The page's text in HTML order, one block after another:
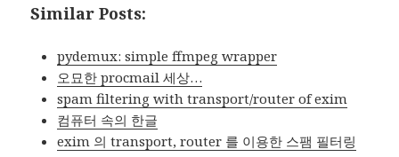
Similar Posts:
pydemux: simple ffmpeg wrapper
오묘한 procmail 세상…
spam filtering with transport/router of exim
컴퓨터 속의 한글
exim 의 transport, router 를 이용한 스팸 필터링